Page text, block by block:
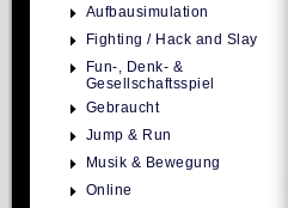
Aufbausimulation
Fighting / Hack and Slay
Fun-, Denk- &
Gesellschaftsspiel
Gebraucht
Jump & Run
Musik & Bewegung
Online